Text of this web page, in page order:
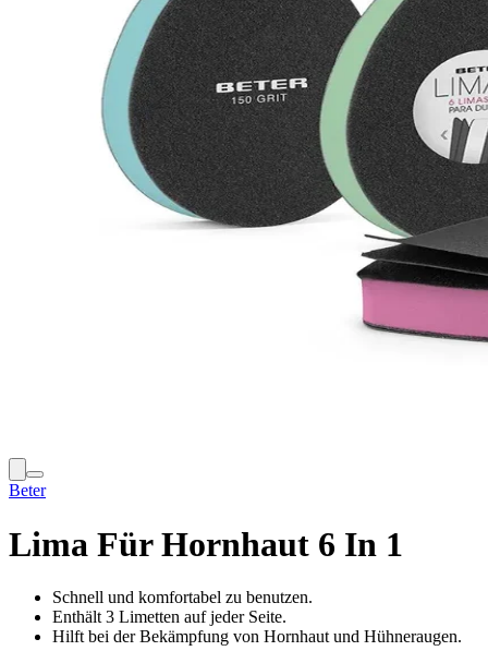
Beter
Lima Für Hornhaut 6 In 1
Schnell und komfortabel zu benutzen.
Enthält 3 Limetten auf jeder Seite.
Hilft bei der Bekämpfung von Hornhaut und Hühneraugen.